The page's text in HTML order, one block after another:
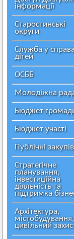
інформації
Старостинські
округи
Служба у
дітей
ОСББ
Молодіжна
Бюджет
Бюджет участі
Публічні
Стратегічне
планування,
інвестиційна
діяльність та
підтримка
Архітектура,
містобудування,
цивільний